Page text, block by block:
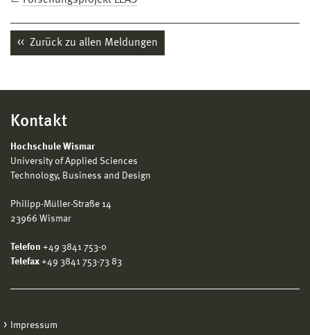
Zurück zu allen Meldungen
Kontakt
Hochschule Wismar
University of Applied Sciences
Technology, Business and Design
Philipp-Müller-Straße 14
23966 Wismar
Telefon +49 3841 753-0
Telefax +49 3841 753-73 83
Impressum